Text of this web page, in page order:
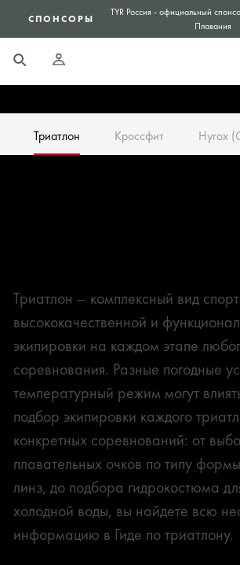
СПОНСОРЫ
TYR Россия - официальный
Плавания
Триатлон Кроссфит Hyrox
Триатлон – комплексный вид
высококачественной и
экипировки на каждом этапе
соревнования. Разные погодные
температурный режим могут
подбор экипировки каждого
конкретных соревнований: от
плавательных очков по типу
линз, до подбора гидрокостюма
холодной воды, вы найдете всю
информацию в Гиде по триатлону.